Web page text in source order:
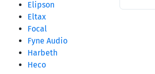
Elipson
Eltax
Focal
Fyne Audio
Harbeth
Heco